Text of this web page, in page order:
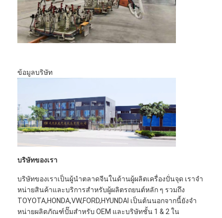
ข้อมูลบริษัท
บริษัทของเรา
บริษัทของเราเป็นผู้นําตลาดจีนในด้านผู้ผลิตเครื่องปั่นจุด เราจํา
หน่ายสินค้าและบริการสําหรับผู้ผลิตรถยนต์หลัก ๆ รวมถึง
TOYOTA,HONDA,VW,FORD,HYUNDAI เป็นต้นนอกจากนี้ยังจํา
หน่ายผลิตภัณฑ์ปั๊มสําหรับ OEM และบริษัทชั้น 1 & 2 ใน